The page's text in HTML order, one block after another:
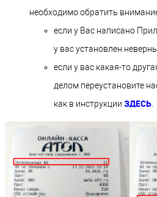
необходимо обратить
если у Вас написано
у вас установлен
если у вас какая-то
делом переустановите
как в инструкции ЗДЕСЬ